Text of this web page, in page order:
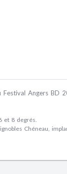
Angers BD
et 8 degrés.
Chéneau,